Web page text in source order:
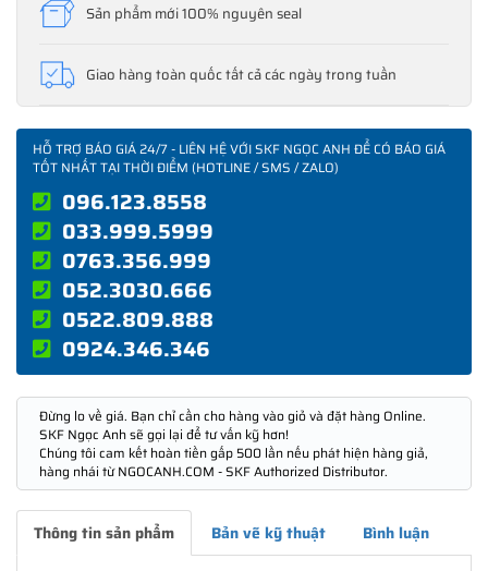
Sản phẩm mới 100% nguyên seal
Giao hàng toàn quốc tất cả các ngày trong tuần
HỖ TRỢ BÁO GIÁ 24/7 - LIÊN HỆ VỚI SKF NGỌC ANH ĐỂ CÓ BÁO GIÁ
TỐT NHẤT TẠI THỜI ĐIỂM (HOTLINE / SMS / ZALO)
096.123.8558
033.999.5999
0763.356.999
052.3030.666
0522.809.888
0924.346.346
Đừng lo về giá. Bạn chỉ cần cho hàng vào giỏ và đặt hàng Online.
SKF Ngọc Anh sẽ gọi lại để tư vấn kỹ hơn!
Chúng tôi cam kết hoàn tiền gấp 500 lần nếu phát hiện hàng giả,
hàng nhái từ NGOCANH.COM - SKF Authorized Distributor.
Thông tin sản phẩm Bản vẽ kỹ thuật Bình luận